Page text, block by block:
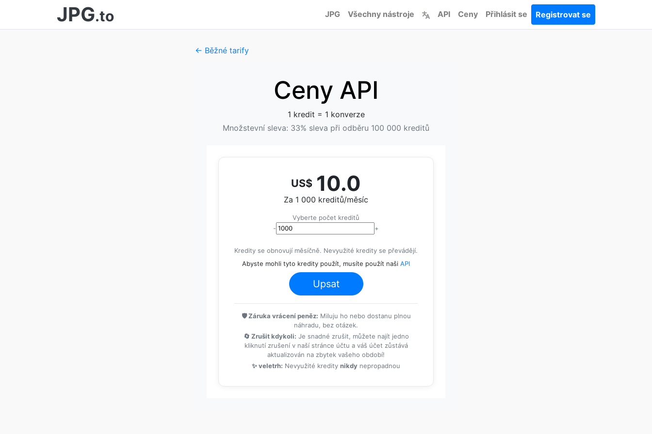
JPG.to JPG Všechny nástroje API Ceny Přihlásit se Registrovat se
← Běžné tarify
Ceny API
1 kredit = 1 konverze
Množstevní sleva: 33% sleva při odběru 100 000 kreditů
US$ 10.0
Za 1 000 kreditů/měsíc
Vyberte počet kreditů
-
+
Kredity se obnovují měsíčně. Nevyužité kredity se převádějí.
Abyste mohli tyto kredity použít, musíte použít naši API
Upsat
🛡️ Záruka vrácení peněz: Miluju ho nebo dostanu plnou
náhradu, bez otázek.
🔄 Zrušit kdykoli: Je snadné zrušit, můžete najít jedno
kliknutí zrušení v naší stránce účtu a váš účet zůstává
aktualizován na zbytek vašeho období!
✨ veletrh: Nevyužité kredity nikdy nepropadnou